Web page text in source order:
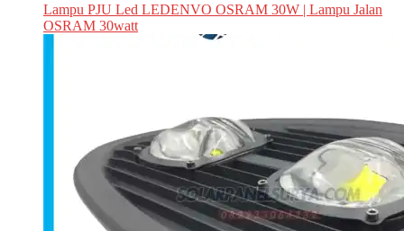
Lampu PJU Led LEDENVO OSRAM 30W | Lampu Jalan
OSRAM 30watt